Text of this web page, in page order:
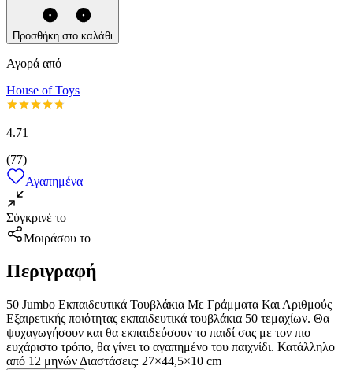
Προσθήκη στο καλάθι
Αγορά από
House of Toys
4.71
(77)
Αγαπημένα
Σύγκρινέ το
Μοιράσου το
Περιγραφή
50 Jumbo Εκπαιδευτικά Τουβλάκια Με Γράμματα Και Αριθμούς
Εξαιρετικής ποιότητας εκπαιδευτικά τουβλάκια 50 τεμαχίων. Θα
ψυχαγωγήσουν και θα εκπαιδεύσουν το παιδί σας με τον πιο
ευχάριστο τρόπο, θα γίνει το αγαπημένο του παιχνίδι. Κατάλληλο
από 12 μηνών Διαστάσεις: 27×44,5×10 cm